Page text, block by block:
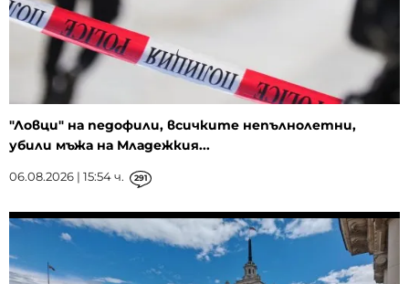
"Ловци" на педофили, всичките непълнолетни,
убили мъжа на Младежкия...
06.08.2026 | 15:54 ч. 291